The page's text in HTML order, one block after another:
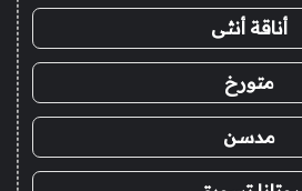
أناقة أنثى
متورخ
مدسن